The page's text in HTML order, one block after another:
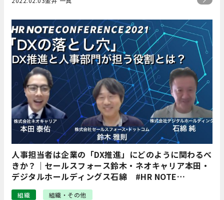
人事担当者は企業の「DX推進」にどのように関わるべ
きか？｜セールスフォース鈴木・ネオキャリア本田・
デジタルホールディングス石綿 #HR NOTE
CONFERENCE2021
組織
組織・その他